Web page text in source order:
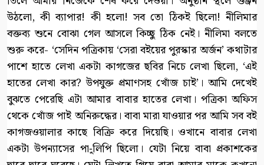
উঠলো, কী ব্যাপার! কী হলো! সব তো ঠিকই ছিলো! নীলিমার
বক্তব্য শুনে বোঝা গেল আসলে কিচ্ছু ঠিক নেই। নীলিমা বলতে
শুরু করে- ‘সেদিন পত্রিকায় ‘সেরা বইয়ের পুরস্কার অর্জন’ কথাটার
পাশে হাতে লেখা একটা কাগজের ছবির নিচে লেখা ছিলো, ‘এই
হাতের লেখা কার? উপযুক্ত প্রমাণসহ খোঁজ চাই’। আমি দেখেই
বুঝতে পেরেছি এটা আমার বাবার হাতের লেখা। পত্রিকা অফিস
থেকে খোঁজ পাই অনিরুদ্ধের। বাবা মারা যাওয়ার পর আমি সব বই
কাগজওয়ালার কাছে বিক্রি করে দিয়েছি। ওখানে বাবার লেখা
একটা উপন্যাসের পা-ুলিপি ছিলো। যেটা নিয়ে বাবা প্রকাশকের